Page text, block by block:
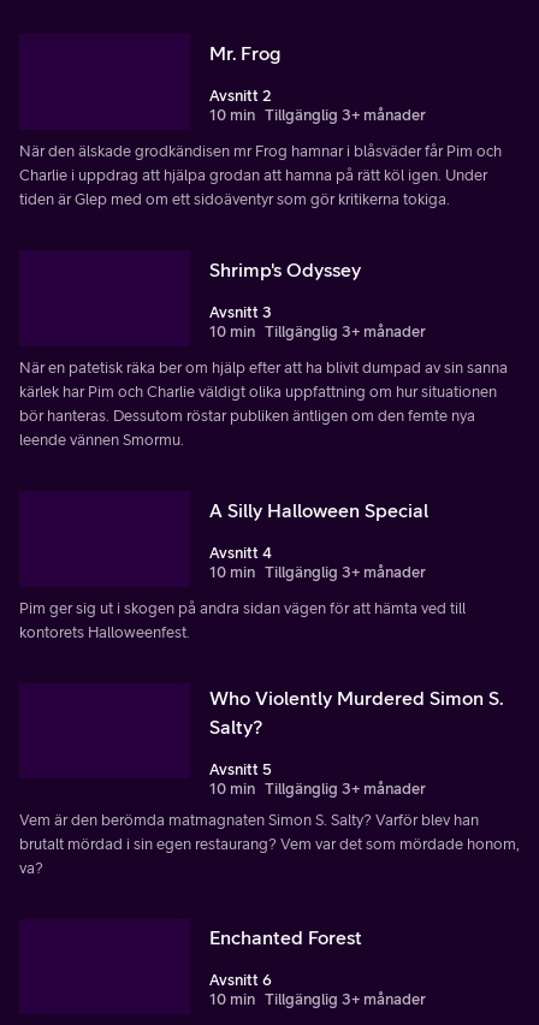
Mr. Frog
Avsnitt 2
10 min Tillgänglig 3+ månader
När den älskade grodkändisen mr Frog hamnar i blåsväder får Pim och
Charlie i uppdrag att hjälpa grodan att hamna på rätt köl igen. Under
tiden är Glep med om ett sidoäventyr som gör kritikerna tokiga.
Shrimp's Odyssey
Avsnitt 3
10 min Tillgänglig 3+ månader
När en patetisk räka ber om hjälp efter att ha blivit dumpad av sin sanna
kärlek har Pim och Charlie väldigt olika uppfattning om hur situationen
bör hanteras. Dessutom röstar publiken äntligen om den femte nya
leende vännen Smormu.
A Silly Halloween Special
Avsnitt 4
10 min Tillgänglig 3+ månader
Pim ger sig ut i skogen på andra sidan vägen för att hämta ved till
kontorets Halloweenfest.
Who Violently Murdered Simon S.
Salty?
Avsnitt 5
10 min Tillgänglig 3+ månader
Vem är den berömda matmagnaten Simon S. Salty? Varför blev han
brutalt mördad i sin egen restaurang? Vem var det som mördade honom,
va?
Enchanted Forest
Avsnitt 6
10 min Tillgänglig 3+ månader